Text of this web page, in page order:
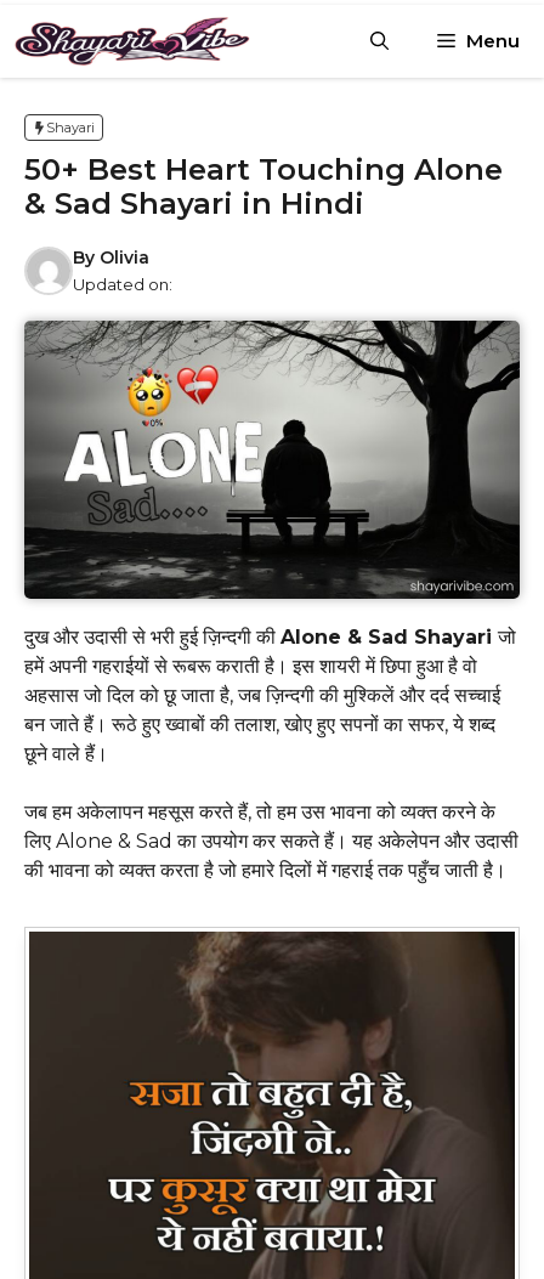
Skip
to
content
Menu
Shayari
50+ Best Heart Touching Alone
& Sad Shayari in Hindi
By Olivia
Updated on:
दुख और उदासी से भरी हुई ज़िन्दगी की Alone & Sad Shayariजो
हमें अपनी गहराईयों से रूबरू कराती है। इस शायरी में छिपा हुआ है वो
अहसास जो दिल को छू जाता है, जब ज़िन्दगी की मुश्किलें और दर्द सच्चाई
बन जाते हैं। रूठे हुए ख्वाबों की तलाश, खोए हुए सपनों का सफर, ये शब्द
छूने वाले हैं।
जब हम अकेलापन महसूस करते हैं, तो हम उस भावना को व्यक्त करने के
लिए Alone & Sad का उपयोग कर सकते हैं। यह अकेलेपन और उदासी
की भावना को व्यक्त करता है जो हमारे दिलों में गहराई तक पहुँच जाती है।